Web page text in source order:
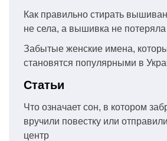
Как правильно стирать
не села, а вышивка не потеряла
Забытые женские имена,
становятся популярными в
Статьи
Что означает сон, в котором
вручили повестку или
центр